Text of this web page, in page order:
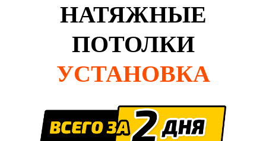
НАТЯЖНЫЕ
ПОТОЛКИ
УСТАНОВКА